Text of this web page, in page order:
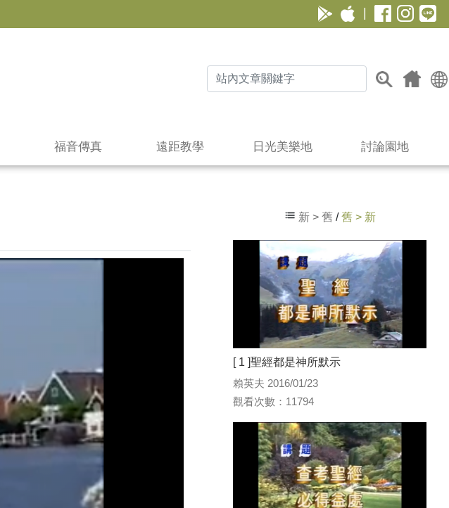
福音傳真 遠距教學 日光美樂地 討論園地
新 > 舊/舊 > 新
[ 1 ]聖經都是神所默示
賴英夫 2016/01/23
觀看次數：11794